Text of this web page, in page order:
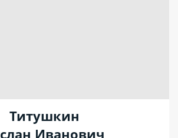
Титушкин
Иванович